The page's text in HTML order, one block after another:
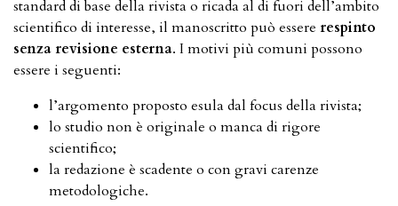
standard di base della rivista o ricada al di fuori dell’ambito
scientifico di interesse, il manoscritto può essere respinto
senza revisione esterna. I motivi più comuni possono
essere i seguenti:
l’argomento proposto esula dal focus della rivista;
lo studio non è originale o manca di rigore
scientifico;
la redazione è scadente o con gravi carenze
metodologiche.